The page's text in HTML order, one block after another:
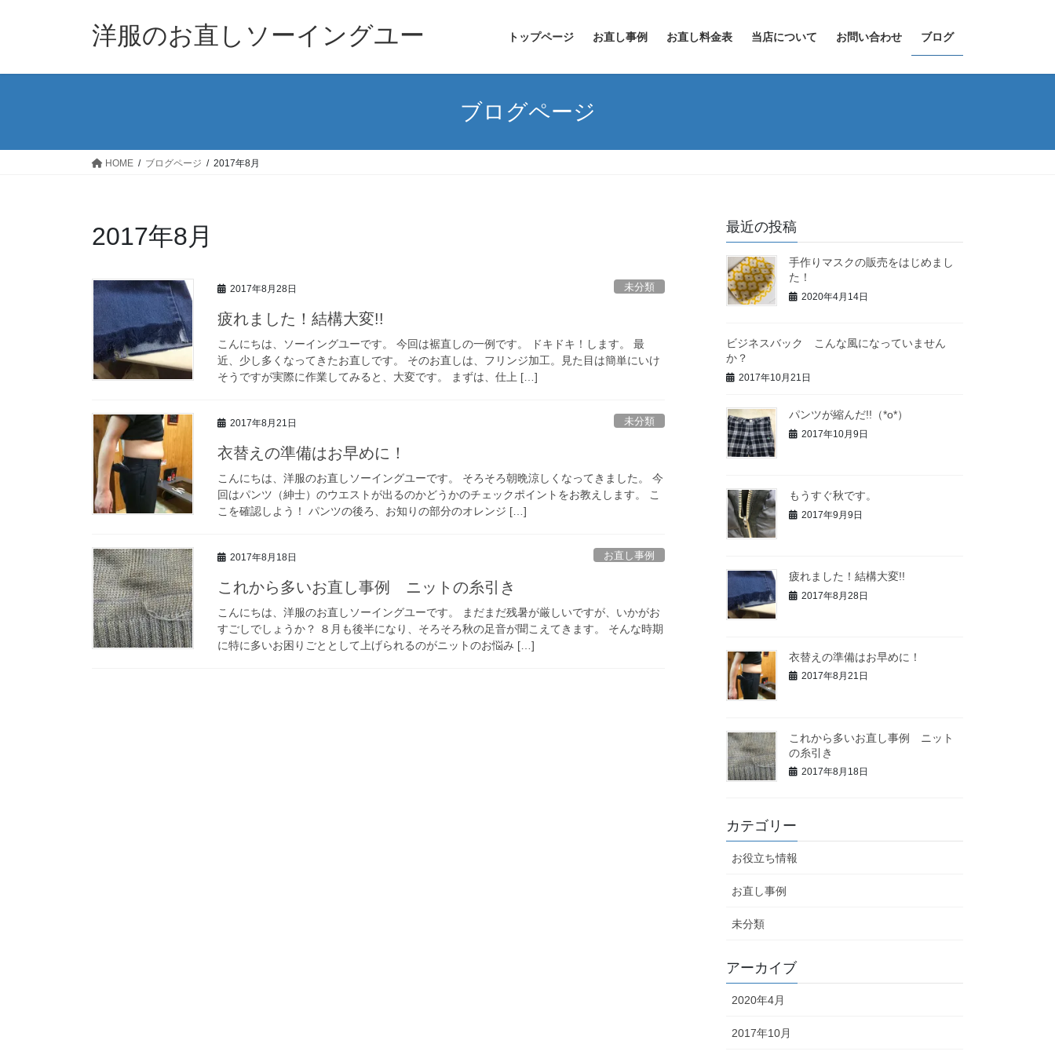
洋服のお直しソーイングユー トップページ お直し事例 お直し料金表 当店について お問い合わせ ブログ
ブログページ
HOME ブログページ 2017年8月
2017年8月
2017年8月28日 未分類
疲れました！結構大変!!
こんにちは、ソーイングユーです。 今回は裾直しの一例です。 ドキドキ！します。 最
近、少し多くなってきたお直しです。 そのお直しは、フリンジ加工。見た目は簡単にいけ
そうですが実際に作業してみると、大変です。 まずは、仕上 […]
2017年8月21日 未分類
衣替えの準備はお早めに！
こんにちは、洋服のお直しソーイングユーです。 そろそろ朝晩涼しくなってきました。 今
回はパンツ（紳士）のウエストが出るのかどうかのチェックポイントをお教えします。 こ
こを確認しよう！ パンツの後ろ、お知りの部分のオレンジ […]
2017年8月18日 お直し事例
これから多いお直し事例 ニットの糸引き
こんにちは、洋服のお直しソーイングユーです。 まだまだ残暑が厳しいですが、いかがお
すごしでしょうか？ ８月も後半になり、そろそろ秋の足音が聞こえてきます。 そんな時期
に特に多いお困りごととして上げられるのがニットのお悩み […]
最近の投稿
手作りマスクの販売をはじめまし
た！
2020年4月14日
ビジネスバック こんな風になっていません
か？
2017年10月21日
パンツが縮んだ!!（*o*）
2017年10月9日
もうすぐ秋です。
2017年9月9日
疲れました！結構大変!!
2017年8月28日
衣替えの準備はお早めに！
2017年8月21日
これから多いお直し事例 ニット
の糸引き
2017年8月18日
カテゴリー
お役立ち情報
お直し事例
未分類
アーカイブ
2020年4月
2017年10月